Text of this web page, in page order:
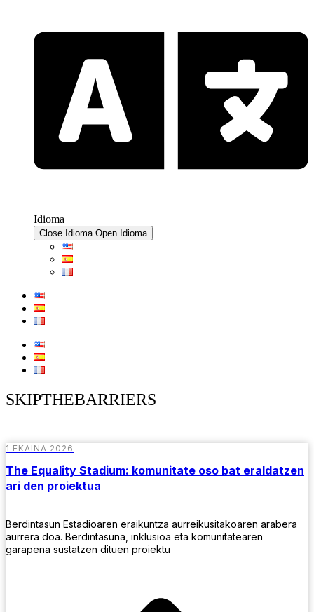
Idioma
Close Idioma Open Idioma
SKIPTHEBARRIERS
1 EKAINA 2026
The Equality Stadium: komunitate oso bat eraldatzen
ari den proiektua
Berdintasun Estadioaren eraikuntza aurreikusitakoaren arabera
aurrera doa. Berdintasuna, inklusioa eta komunitatearen
garapena sustatzen dituen proiektu